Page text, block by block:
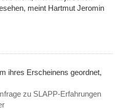
meint Hartmut Jeromin
ihres Erscheinens geordnet,
zu SLAPP-Erfahrungen